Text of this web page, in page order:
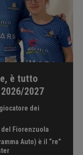
è tutto
2027
dei
Fiorenzuola
Auto) è il “re”